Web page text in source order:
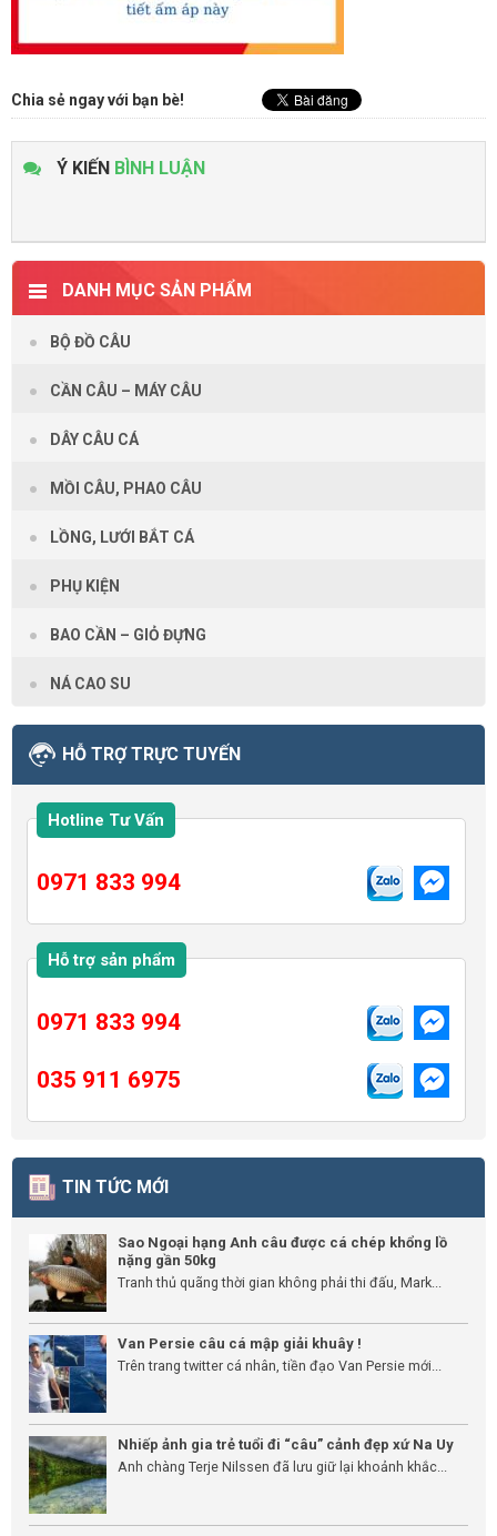
Chia sẻ ngay với bạn bè!
Ý KIẾN BÌNH LUẬN
DANH MỤC SẢN PHẨM
BỘ ĐỒ CÂU
CẦN CÂU – MÁY CÂU
DÂY CÂU CÁ
MỒI CÂU, PHAO CÂU
LỒNG, LƯỚI BẮT CÁ
PHỤ KIỆN
BAO CẦN – GIỎ ĐỰNG
NÁ CAO SU
HỖ TRỢ TRỰC TUYẾN
Hotline Tư Vấn
0971 833 994
Hỗ trợ sản phẩm
0971 833 994
035 911 6975
TIN TỨC MỚI
Sao Ngoại hạng Anh câu được cá chép khổng lồ
nặng gần 50kg
Tranh thủ quãng thời gian không phải thi đấu, Mark...
Van Persie câu cá mập giải khuây !
Trên trang twitter cá nhân, tiền đạo Van Persie mới...
Nhiếp ảnh gia trẻ tuổi đi “câu” cảnh đẹp xứ Na Uy
Anh chàng Terje Nilssen đã lưu giữ lại khoảnh khắc...